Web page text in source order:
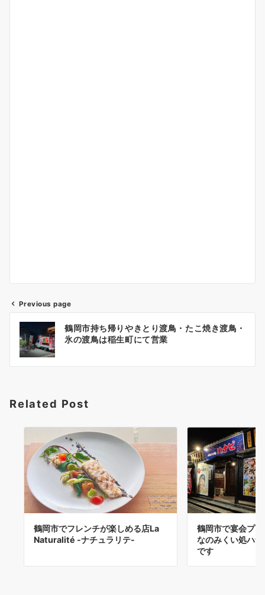
投
稿
ナ
ゲ
Previous page
鶴岡市持ち帰りやきとり渡鳥・たこ焼き渡鳥・
氷の渡鳥は稲生町にて営業
Related Post
鶴岡市でフレンチが楽しめる店La
Naturalité -ナチュラリテ-
鶴岡市で宴会プ
なのみくい処ハ
です